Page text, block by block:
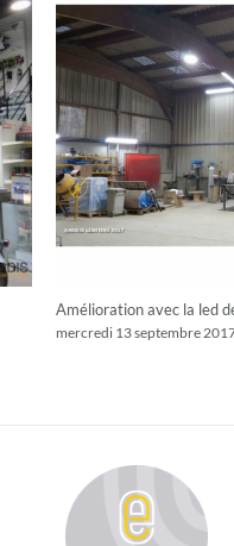
Amélioration avec la led
mercredi 13 septembre